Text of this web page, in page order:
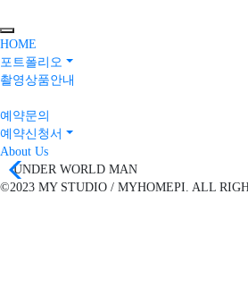
Toggle navigation
HOME
포트폴리오
촬영상품안내
예약문의
예약신청서
About Us
UNDER WORLD MAN
©2023 MY STUDIO / MYHOMEPI. ALL